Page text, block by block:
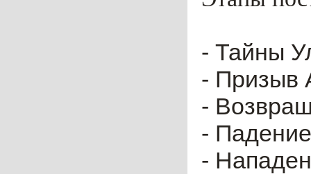
- Тайны
- Призыв
-
-
-